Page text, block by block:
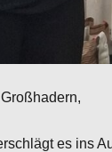
es ins